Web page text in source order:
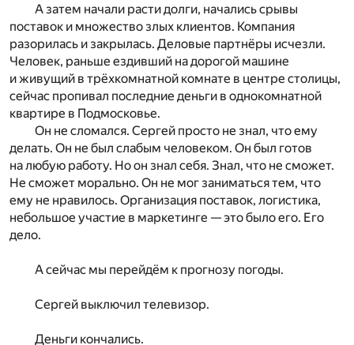
А затем начали расти долги, начались срывы
поставок и множество злых клиентов. Компания
разорилась и закрылась. Деловые партнёры исчезли.
Человек, раньше ездивший на дорогой машине
и живущий в трёхкомнатной комнате в центре столицы,
сейчас пропивал последние деньги в однокомнатной
квартире в Подмосковье.
Он не сломался. Сергей просто не знал, что ему
делать. Он не был слабым человеком. Он был готов
на любую работу. Но он знал себя. Знал, что не сможет.
Не сможет морально. Он не мог заниматься тем, что
ему не нравилось. Организация поставок, логистика,
небольшое участие в маркетинге — это было его. Его
дело.
А сейчас мы перейдём к прогнозу погоды.
Сергей выключил телевизор.
Деньги кончались.